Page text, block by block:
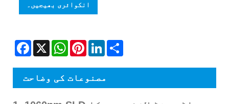
انکوائری بھیجیں۔
Facebook
X WhatsAppPinterestLinkedIn
مصنوعات کی وضاحت